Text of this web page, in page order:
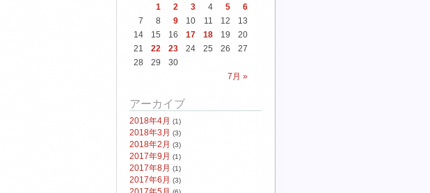
7月 »
1 2 3 4 5
6
7
8 9 10 11 12
13
14
15 16 17 18 19
20
21
22 23 24 25 26
27
28
29 30
アーカイブ
2018年4月 (1)
2018年3月 (3)
2018年2月 (3)
2017年9月 (1)
2017年8月 (1)
2017年6月 (3)